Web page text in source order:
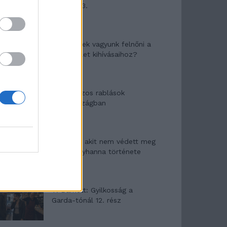
mítosza 3.
Képtelenek vagyunk felnőni a
felnőtt élet kihívásaihoz?
Altatógázos rablások
Olaszországban
A kislány, akit nem védett meg
senki – Lyhanna története
T. Barnett: Gyilkosság a
Garda-tónál 12. rész